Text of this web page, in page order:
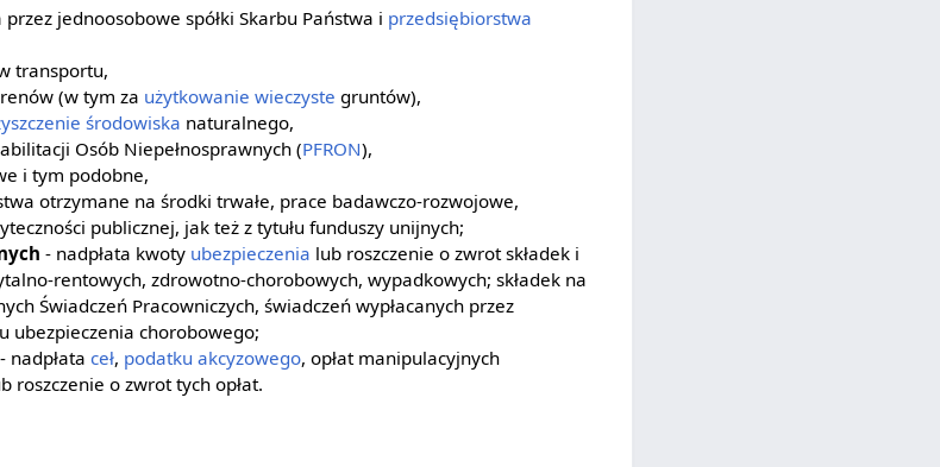
jednoosobowe spółki Skarbu Państwa i przedsiębiorstwa
transportu,
(w tym za użytkowanie wieczyste gruntów),
środowiska naturalnego,
Osób Niepełnosprawnych (PFRON),
i tym podobne,
otrzymane na środki trwałe, prace badawczo-rozwojowe,
publicznej, jak też z tytułu funduszy unijnych;
- nadpłata kwoty ubezpieczenia lub roszczenie o zwrot składek i
rentowych, zdrowotno-chorobowych, wypadkowych; składek na
Świadczeń Pracowniczych, świadczeń wypłacanych przez
ubezpieczenia chorobowego;
- nadpłata ceł, podatku akcyzowego, opłat manipulacyjnych
roszczenie o zwrot tych opłat.